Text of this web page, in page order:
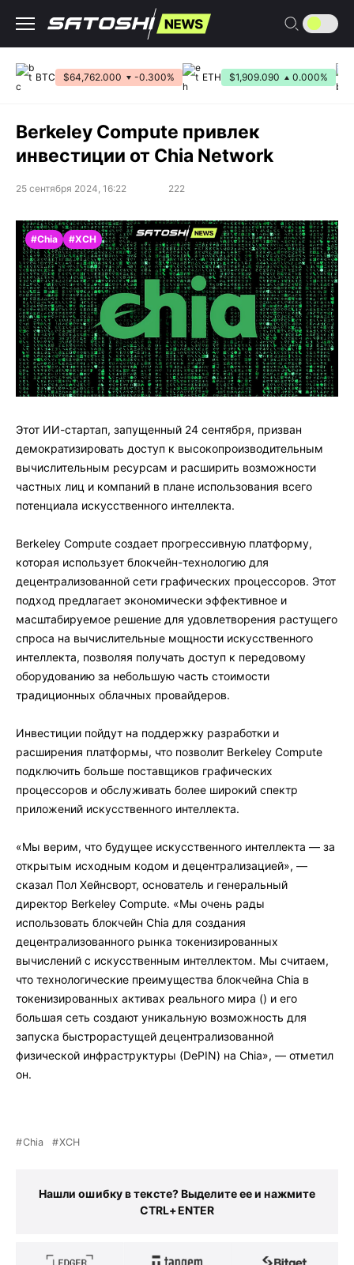
содержанию
BTC $64,762.000 -0.300% ETH $1,909.090 0.000%
Berkeley Compute привлек
инвестиции от Chia Network
25 сентября 2024, 16:22 222
#Chia #XCH
Этот ИИ-стартап, запущенный 24 сентября, призван
демократизировать доступ к высокопроизводительным
вычислительным ресурсам и расширить возможности
частных лиц и компаний в плане использования всего
потенциала искусственного интеллекта.
Berkeley Compute создает прогрессивную платформу,
которая использует блокчейн-технологию для
децентрализованной сети графических процессоров. Этот
подход предлагает экономически эффективное и
масштабируемое решение для удовлетворения растущего
спроса на вычислительные мощности искусственного
интеллекта, позволяя получать доступ к передовому
оборудованию за небольшую часть стоимости
традиционных облачных провайдеров.
Инвестиции пойдут на поддержку разработки и
расширения платформы, что позволит Berkeley Compute
подключить больше поставщиков графических
процессоров и обслуживать более широкий спектр
приложений искусственного интеллекта.
«Мы верим, что будущее искусственного интеллекта — за
открытым исходным кодом и децентрализацией», —
сказал Пол Хейнсворт, основатель и генеральный
директор Berkeley Compute. «Мы очень рады
использовать блокчейн Chia для создания
децентрализованного рынка токенизированных
вычислений с искусственным интеллектом. Мы считаем,
что технологические преимущества блокчейна Chia в
токенизированных активах реального мира () и его
большая сеть создают уникальную возможность для
запуска быстрорастущей децентрализованной
физической инфраструктуры (DePIN) на Chia», — отметил
он.
Chia XCH
Нашли ошибку в тексте? Выделите ее и нажмите
CTRL+ENTER